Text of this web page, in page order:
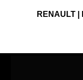
RENAULT |